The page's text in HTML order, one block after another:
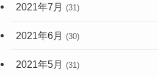
2021年7月 (31)
2021年6月 (30)
2021年5月 (31)